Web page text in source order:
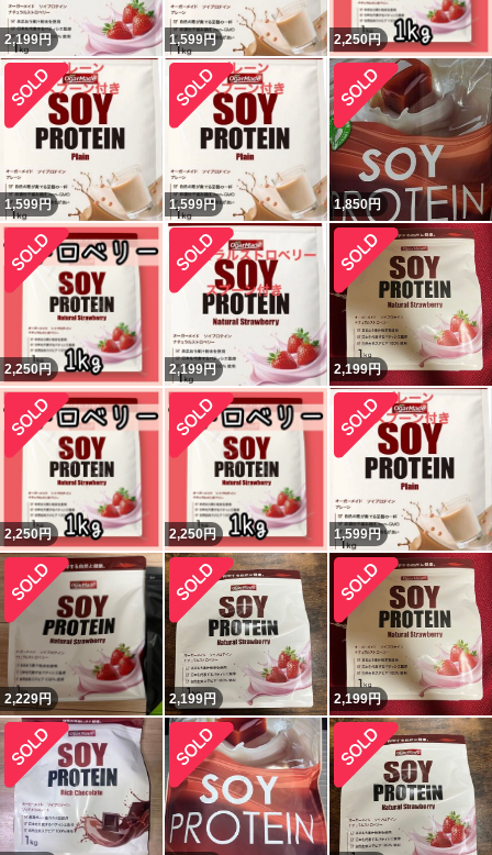
2,199円 1,599円 2,250円
1,599円 1,599円 1,850円
2,250円 2,199円 2,199円
2,250円 2,250円 1,599円
2,229円 2,199円 2,199円